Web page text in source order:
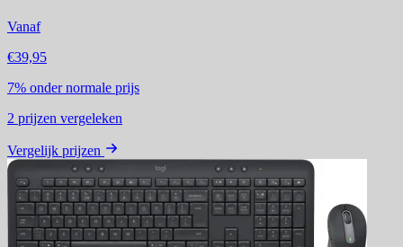
Vanaf
€39,95
7% onder normale prijs
2 prijzen vergeleken
Vergelijk prijzen